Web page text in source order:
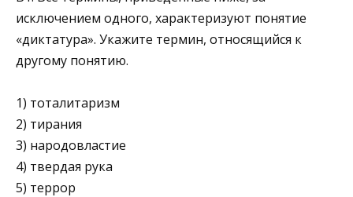
исключением одного, характеризуют понятие
«диктатура». Укажите тер­мин, относящийся к
другому понятию.
1) тоталитаризм
2) тирания
3) народовластие
4) твердая рука
5) террор